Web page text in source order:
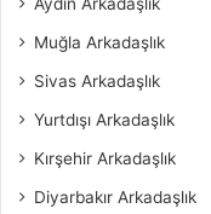
Muğla Arkadaşlık
Sivas Arkadaşlık
Yurtdışı Arkadaşlık
Kırşehir Arkadaşlık
Diyarbakır Arkadaşlık